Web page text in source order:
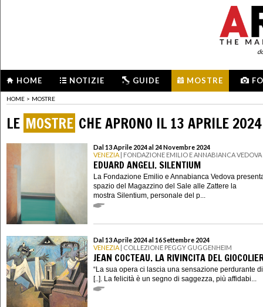
HOME NOTIZIE GUIDE MOSTRE
HOME > MOSTRE
LE MOSTRE CHE APRONO IL 13 APRILE 2024
Dal 13 Aprile 2024 al 24 Novembre 2024
VENEZIA | FONDAZIONE EMILIO E ANNABIANCA VEDOVA
EDUARD ANGELI. SILENTIUM
La Fondazione Emilio e Annabianca Vedova
spazio del Magazzino del Sale alle Zattere la
mostra Silentium, personale del p...
Dal 13 Aprile 2024 al 16 Settembre 2024
VENEZIA | COLLEZIONE PEGGY GUGGENHEIM
JEAN COCTEAU. LA RIVINCITA DEL
“La sua opera ci lascia una sensazione perdurante
[..]. La felicità è un segno di saggezza, più affidabi...